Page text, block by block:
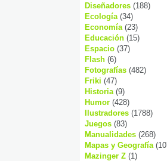
Diseñadores (188)
Ecología (34)
Economía (23)
Educación (15)
Espacio (37)
Flash (6)
Fotografías (482)
Friki (47)
Historia (9)
Humor (428)
Ilustradores (1788)
Juegos (83)
Manualidades (268)
Mapas y Geografía
Mazinger Z (1)